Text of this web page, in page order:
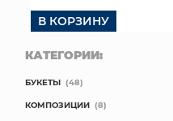
В КОРЗИНУ
КАТЕГОРИИ:
БУКЕТЫ (48)
КОМПОЗИЦИИ (8)